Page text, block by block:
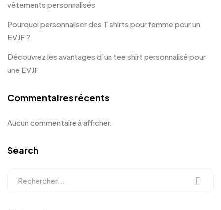
vêtements personnalisés
Pourquoi personnaliser des T shirts pour femme pour un
EVJF ?
Découvrez les avantages d’un tee shirt personnalisé pour
une EVJF
Commentaires récents
Aucun commentaire à afficher.
Search